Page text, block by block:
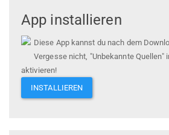
App installieren
Diese App kannst du nach dem
Vergesse nicht, "Unbekannte Quellen"
aktivieren!
INSTALLIEREN